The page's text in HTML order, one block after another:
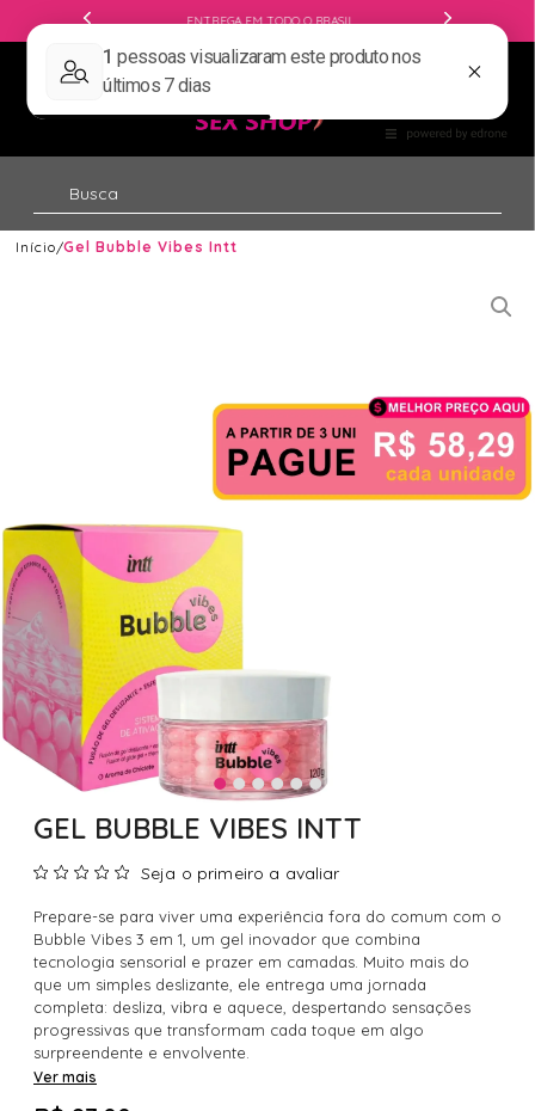
ENTREGA EM TODO O BRASIL
Início Gel Bubble Vibes Intt
GEL BUBBLE VIBES INTT
Seja o primeiro a avaliar
Prepare-se para viver uma experiência fora do comum com o
Bubble Vibes 3 em 1, um gel inovador que combina
tecnologia sensorial e prazer em camadas. Muito mais do
que um simples deslizante, ele entrega uma jornada
completa: desliza, vibra e aquece, despertando sensações
progressivas que transformam cada toque em algo
surpreendente e envolvente.
Ver mais